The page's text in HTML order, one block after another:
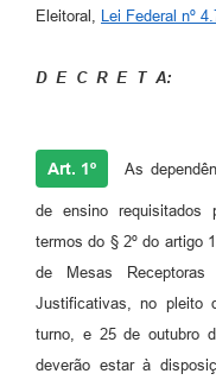
Eleitoral, Lei Federal nº
D E C R E T A:
Art. 1º As
de ensino
termos do § 2º do artigo
de Mesas
Justificativas, no pleito
turno, e 25 de outubro
deverão estar à